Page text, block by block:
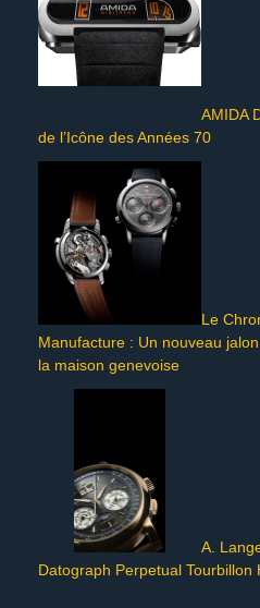
AMIDA
de l’Icône des Années 70
Le
Manufacture : Un nouveau
la maison genevoise
A.
Datograph Perpetual Tourbillon